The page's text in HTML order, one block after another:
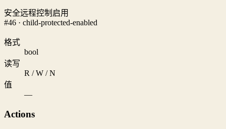
安全远程控制启用
#46 · child-protected-enabled
格式
bool
读写
R / W / N
值
—
Actions